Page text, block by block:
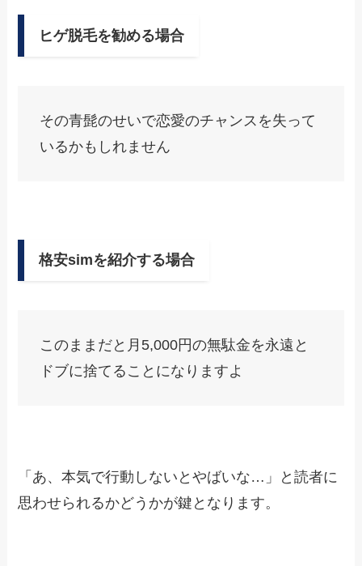
ヒゲ脱毛を勧める場合
その青髭のせいで恋愛のチャンスを失って
いるかもしれません
格安simを紹介する場合
このままだと月5,000円の無駄金を永遠と
ドブに捨てることになりますよ
「あ、本気で行動しないとやばいな…」と読者に
思わせられるかどうかが鍵となります。